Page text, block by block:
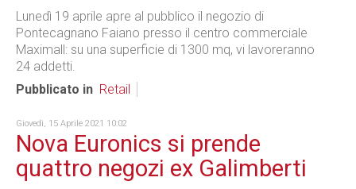
Lunedì 19 aprile apre al pubblico il negozio di
Pontecagnano Faiano presso il centro commerciale
Maximall: su una superficie di 1300 mq, vi lavoreranno
24 addetti.
Pubblicato in Retail
Giovedì, 15 Aprile 2021 10:02
Nova Euronics si prende
quattro negozi ex Galimberti